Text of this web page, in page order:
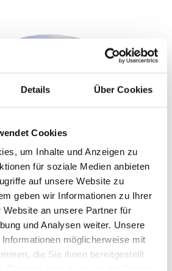
Details Über Cookies
Cookies
um Inhalte und Anzeigen zu
für soziale Medien anbieten
auf unsere Website zu
geben wir Informationen zu Ihrer
Website an unsere Partner für
und Analysen weiter. Unsere
möglicherweise mit
die Sie ihnen bereitgestellt